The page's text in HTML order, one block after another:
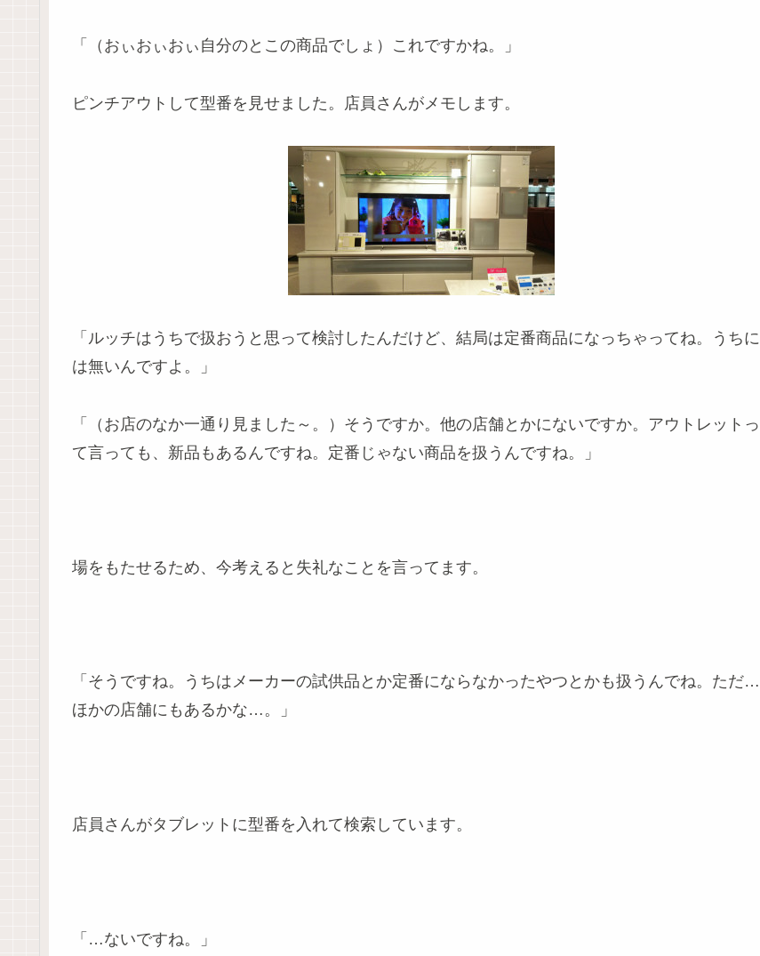
「（おぃおぃおぃ自分のとこの商品でしょ）これですかね。」
ピンチアウトして型番を見せました。店員さんがメモします。
「ルッチはうちで扱おうと思って検討したんだけど、結局は定番商品になっちゃってね。うちに
は無いんですよ。」
「（お店のなか一通り見ました～。） そうですか。他の店舗とかにないですか。アウトレットっ
て言っても、新品もあるんですね。定番じゃない商品を扱うんですね。
」
場をもたせるため、今考えると失礼なことを言ってます。
「そうですね。うちはメーカーの試供品とか定番にならなかったやつとかも扱うんでね。ただ…
ほかの店舗にもあるかな…。」
店員さんがタブレットに型番を入れて検索しています。
「…ないですね。」